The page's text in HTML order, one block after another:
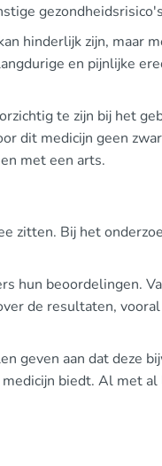
hinderlijk zijn, maar
en pijnlijke
te zijn bij het
dit medicijn geen
met een arts.
zitten. Bij het
hun beoordelingen.
de resultaten,
geven aan dat deze
biedt. Al met